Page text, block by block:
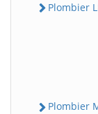
Plombier
Plombier